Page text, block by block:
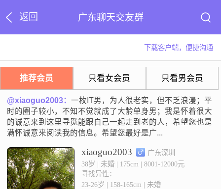
返回 广东聊天交友群
下载客户端，便捷沟通
推荐会员 只看女会员 只看男会员
@xiaoguo2003：一枚IT男，为人很老实，但不乏浪漫；平
时的圈子较小，不知不觉就成了大龄单身男；我是怀着很大
的诚意来到这里寻觅能跟自己一起走到老的人，希望您也是
满怀诚意来阅读我的信息。希望您最好是广...
xiaoguo2003
广东深圳
38岁 | 未婚 | 175cm | 8001-12000元
寻找异性：
23-26岁 | 158-165cm | 未婚